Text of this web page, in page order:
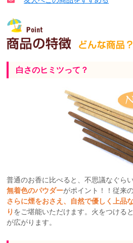
白さのヒミツって？
普通のお香に比べると、不思議なぐら
無着色のパウダーがポイント！！従来
さらに煙をおさえ、自然で優しく上品
り をご堪能いただけます。火をつける
が広がります。